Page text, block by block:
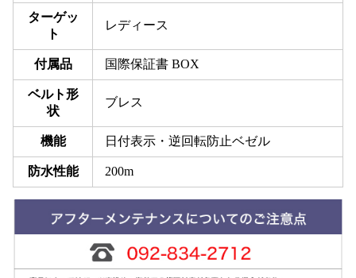
ターゲッ
ト
レディース
付属品 国際保証書 BOX
ベルト形
状
ブレス
機能 日付表示・逆回転防止ベゼル
防水性能 200m